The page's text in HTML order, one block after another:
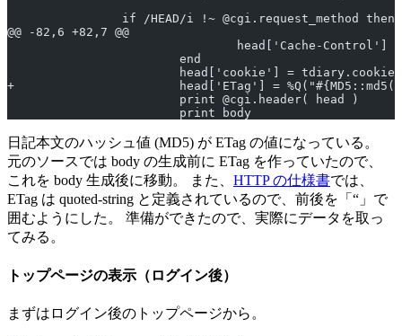
                if /HEAD/i !~ @cgi.request_method then
@@ -82,6 +82,7 @@
head['Cache-Control']
                        end
head['cookie'] =
+                       head['ETag'] = %Q("#{MD5::md5(
                        print @cgi.header( head )
                        print body
日記本文のハッシュ値 (MD5) が ETag の値になっている。
元のソースでは body の生成前に ETag を作っていたので、
これを body 生成後に移動。 また、 HTTP の仕様書では、
ETag は quoted-string と定義されているので、前後を「“」で
囲むようにした。 準備ができたので、実際にデータを取っ
てみる。
トップページの表示（ログイン後）
まずはログイン後のトップページから。